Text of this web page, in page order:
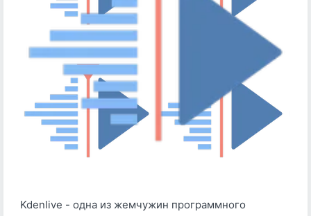
Kdenlive - одна из жемчужин программного